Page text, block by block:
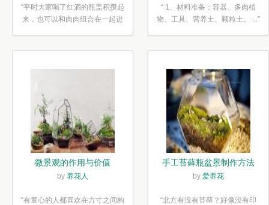
“平时大家喝了红酒的瓶盖积攒起
来，也可以和肉肉组合在一起进
“ 1、材料准备：容器、多肉植
物、工具、营养土、颗粒土。 ...”
微景观的作用与价值
by 养花人
“有童心的人都喜欢在方寸之间构
手工苔藓瓶盆景制作方法
by 爱养花
“北方有没有苔藓？好像没有印